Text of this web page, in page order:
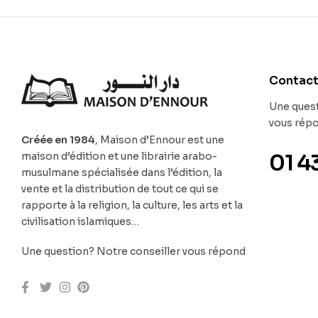
Créée en 1984, Maison d’Ennour est une
maison d’édition et une librairie arabo-
musulmane spécialisée dans l’édition, la
vente et la distribution de tout ce qui se
rapporte à la religion, la culture, les arts et la
civilisation islamiques…
Une question? Notre conseiller vous répond
Contact
Une
vous
01